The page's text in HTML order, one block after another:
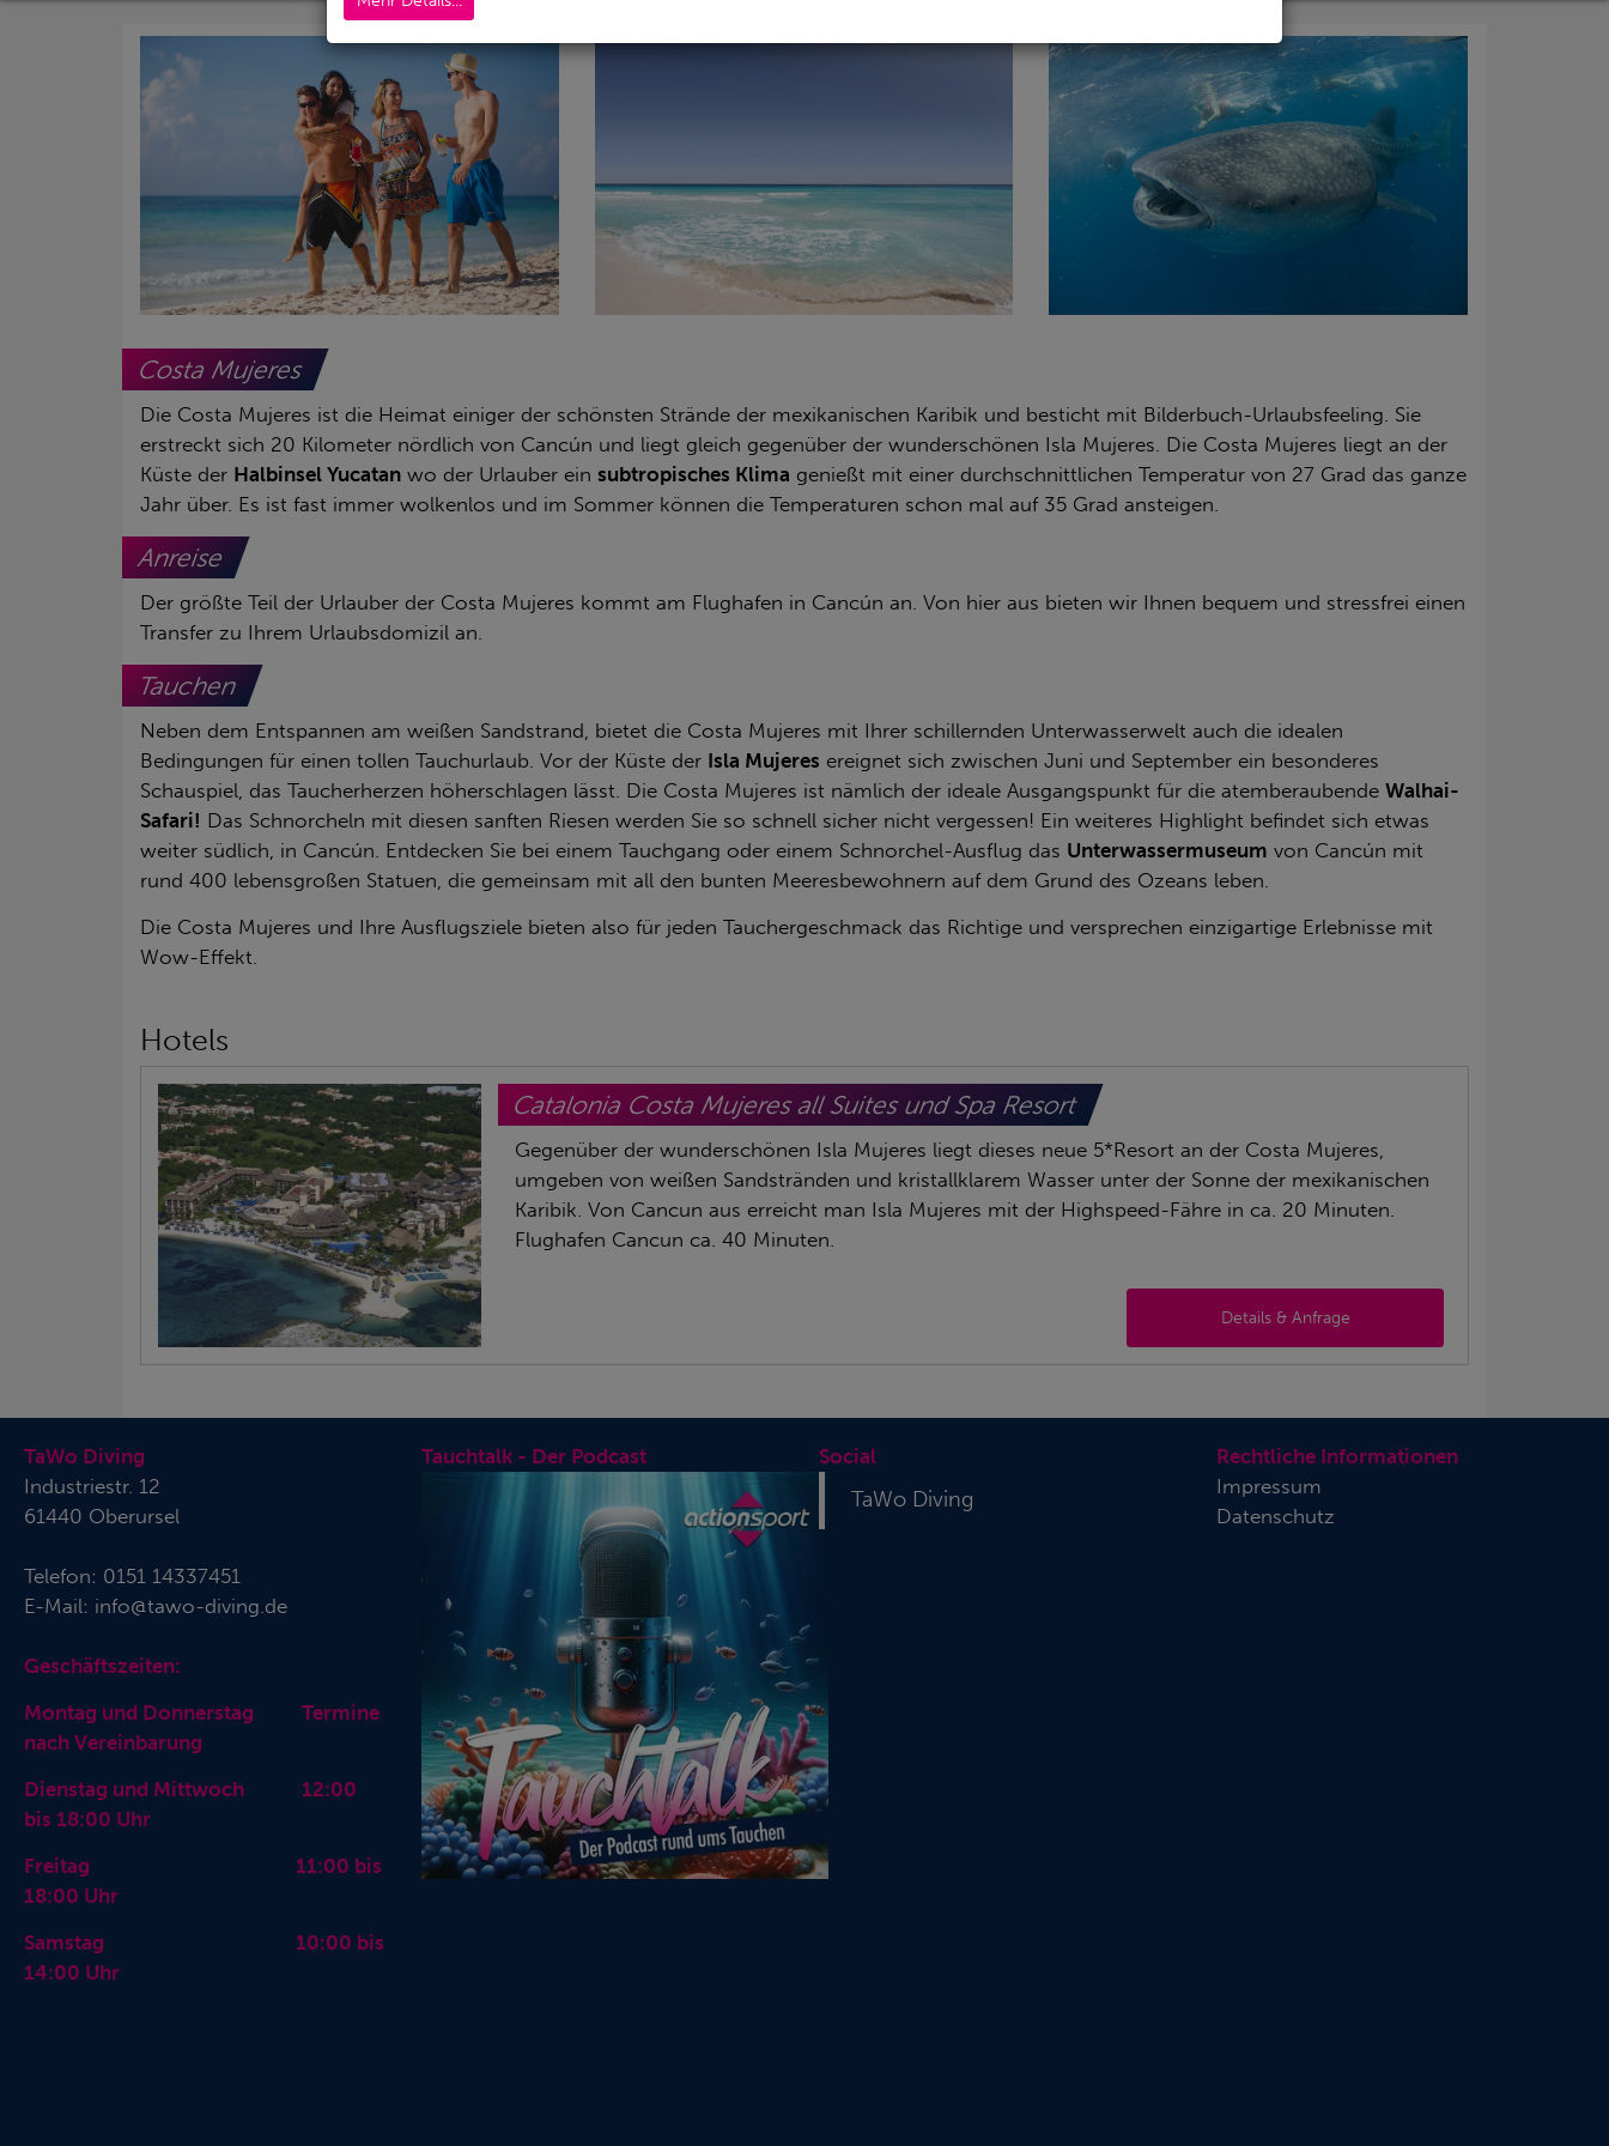
Costa Mujeres
Die Costa Mujeres ist die Heimat einiger der schönsten Strände der mexikanischen Karibik und besticht mit Bilderbuch-Urlaubsfeeling. Sie
erstreckt sich 20 Kilometer nördlich von Cancún und liegt gleich gegenüber der wunderschönen Isla Mujeres. Die Costa Mujeres liegt an der
Küste der Halbinsel Yucatan wo der Urlauber ein subtropisches Klima genießt mit einer durchschnittlichen Temperatur von 27 Grad das ganze
Jahr über. Es ist fast immer wolkenlos und im Sommer können die Temperaturen schon mal auf 35 Grad ansteigen.
Anreise
Der größte Teil der Urlauber der Costa Mujeres kommt am Flughafen in Cancún an. Von hier aus bieten wir Ihnen bequem und stressfrei einen
Transfer zu Ihrem Urlaubsdomizil an.
Tauchen
Neben dem Entspannen am weißen Sandstrand, bietet die Costa Mujeres mit Ihrer schillernden Unterwasserwelt auch die idealen
Bedingungen für einen tollen Tauchurlaub. Vor der Küste der Isla Mujeres ereignet sich zwischen Juni und September ein besonderes
Schauspiel, das Taucherherzen höherschlagen lässt. Die Costa Mujeres ist nämlich der ideale Ausgangspunkt für die atemberaubende Walhai-
Safari! Das Schnorcheln mit diesen sanften Riesen werden Sie so schnell sicher nicht vergessen! Ein weiteres Highlight befindet sich etwas
weiter südlich, in Cancún. Entdecken Sie bei einem Tauchgang oder einem Schnorchel-Ausflug das Unterwassermuseum von Cancún mit
rund 400 lebensgroßen Statuen, die gemeinsam mit all den bunten Meeresbewohnern auf dem Grund des Ozeans leben.
Die Costa Mujeres und Ihre Ausflugsziele bieten also für jeden Tauchergeschmack das Richtige und versprechen einzigartige Erlebnisse mit
Wow-Effekt.
Hotels
Catalonia Costa Mujeres all Suites und Spa Resort
Gegenüber der wunderschönen Isla Mujeres liegt dieses neue 5*Resort an der Costa Mujeres,
umgeben von weißen Sandstränden und kristallklarem Wasser unter der Sonne der mexikanischen
Karibik. Von Cancun aus erreicht man Isla Mujeres mit der Highspeed-Fähre in ca. 20 Minuten.
Flughafen Cancun ca. 40 Minuten.
Details & Anfrage
TaWo Diving
Industriestr. 12
61440 Oberursel
Telefon: 0151 14337451
E-Mail: info@tawo-diving.de
Geschäftszeiten:
Montag und Donnerstag Termine
nach Vereinbarung
Dienstag und Mittwoch 12:00
bis 18:00 Uhr
Freitag 11:00 bis
18:00 Uhr
Samstag 10:00 bis
14:00 Uhr
Tauchtalk - Der Podcast Social
TaWo Diving
Rechtliche Informationen
Impressum
Datenschutz